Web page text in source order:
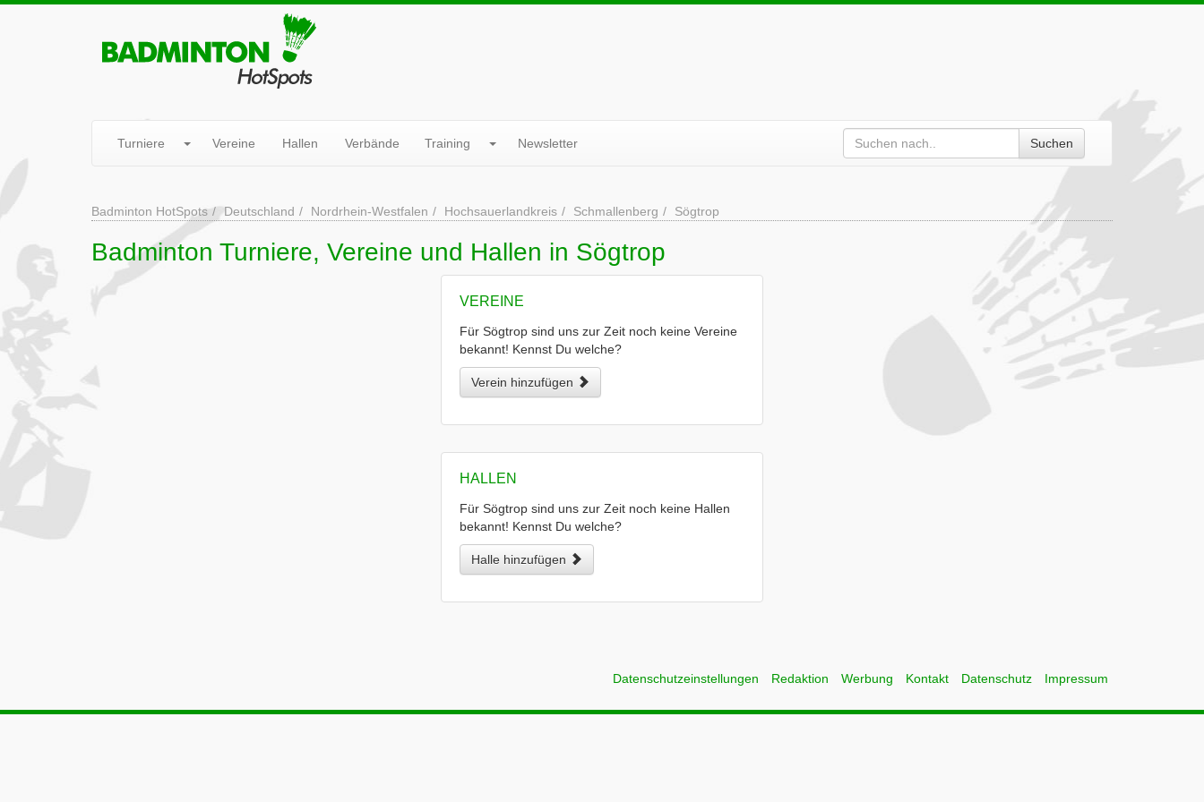
Turniere Vereine Hallen Verbände Training Newsletter Suchen
Badminton HotSpots Deutschland Nordrhein-Westfalen Hochsauerlandkreis Schmallenberg Sögtrop
Badminton Turniere, Vereine und Hallen in Sögtrop
VEREINE
Für Sögtrop sind uns zur Zeit noch keine Vereine
bekannt! Kennst Du welche?
Verein hinzufügen
HALLEN
Für Sögtrop sind uns zur Zeit noch keine Hallen
bekannt! Kennst Du welche?
Halle hinzufügen
Datenschutzeinstellungen Redaktion Werbung Kontakt Datenschutz Impressum